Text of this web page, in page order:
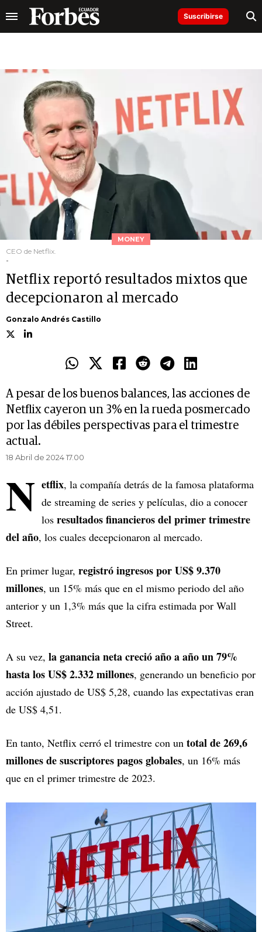
Suscribirse
MONEY
CEO de Netflix.
-
Netflix reportó resultados mixtos que
decepcionaron al mercado
Gonzalo Andrés Castillo
A pesar de los buenos balances, las acciones de
Netflix cayeron un 3% en la rueda posmercado
por las débiles perspectivas para el trimestre
actual.
18 Abril de 2024 17.00
N etflix, la compañía detrás de la famosa plataforma
de streaming de series y películas, dio a conocer
los resultados financieros del primer trimestre
del año, los cuales decepcionaron al mercado.
En primer lugar, registró ingresos por US$ 9.370
millones, un 15% más que en el mismo periodo del año
anterior y un 1,3% más que la cifra estimada por Wall
Street.
A su vez, la ganancia neta creció año a año un 79%
hasta los US$ 2.332 millones, generando un beneficio por
acción ajustado de US$ 5,28, cuando las expectativas eran
de US$ 4,51.
En tanto, Netflix cerró el trimestre con un total de 269,6
millones de suscriptores pagos globales, un 16% más
que en el primer trimestre de 2023.